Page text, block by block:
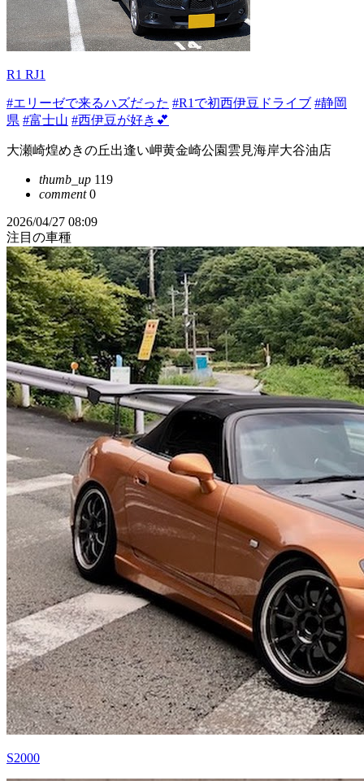
R1 RJ1
#エリーゼで来るハズだった #R1で初西伊豆ドライブ #静岡
県 #富士山 #西伊豆が好き💕
大瀬崎煌めきの丘出逢い岬黄金崎公園雲見海岸大谷油店
thumb_up 119
comment0
2026/04/27 08:09
注目の車種
S2000